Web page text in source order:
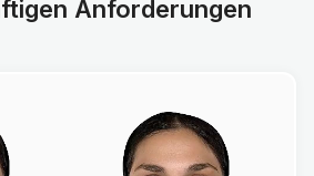
Anforderungen